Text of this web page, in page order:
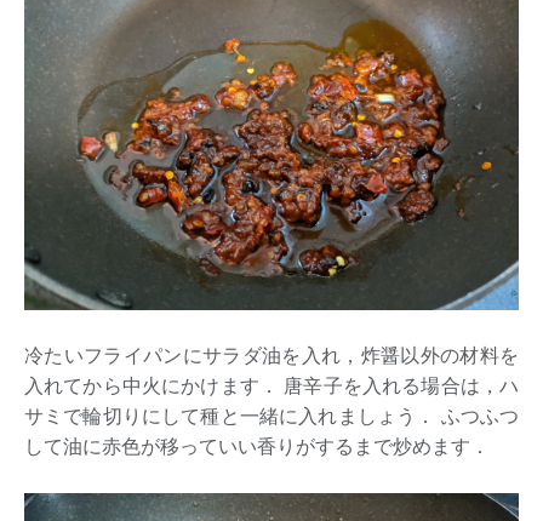
冷たいフライパンにサラダ油を入れ，炸醤以外の材料を
入れてから中火にかけます． 唐辛子を入れる場合は，ハ
サミで輪切りにして種と一緒に入れましょう． ふつふつ
して油に赤色が移っていい香りがするまで炒めます．